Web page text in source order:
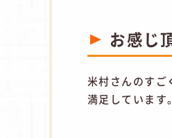
お感じ
米村さんのす
満足しています